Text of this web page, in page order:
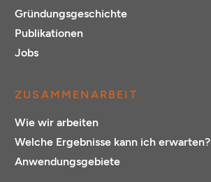
Gründungsgeschichte
Publikationen
Jobs
ZUSAMMENARBEIT
Wie wir arbeiten
Welche Ergebnisse kann ich erwarten?
Anwendungsgebiete